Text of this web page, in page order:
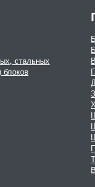
стальных
блоков